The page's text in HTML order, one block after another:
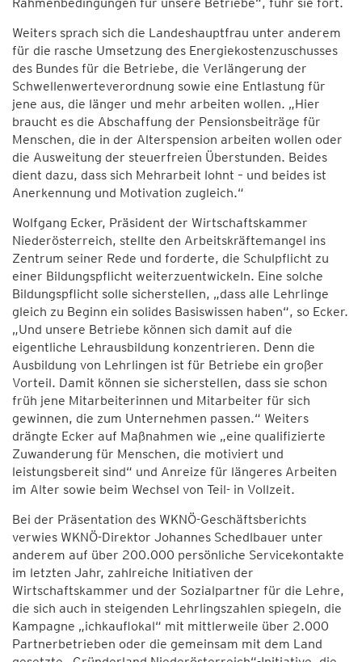
Weiters sprach sich die Landeshauptfrau unter anderem
für die rasche Umsetzung des Energiekostenzuschusses
des Bundes für die Betriebe, die Verlängerung der
Schwellenwerteverordnung sowie eine Entlastung für
jene aus, die länger und mehr arbeiten wollen. „Hier
braucht es die Abschaffung der Pensionsbeiträge für
Menschen, die in der Alterspension arbeiten wollen oder
die Ausweitung der steuerfreien Überstunden. Beides
dient dazu, dass sich Mehrarbeit lohnt – und beides ist
Anerkennung und Motivation zugleich.“
Wolfgang Ecker, Präsident der Wirtschaftskammer
Niederösterreich, stellte den Arbeitskräftemangel ins
Zentrum seiner Rede und forderte, die Schulpflicht zu
einer Bildungspflicht weiterzuentwickeln. Eine solche
Bildungspflicht solle sicherstellen, „dass alle Lehrlinge
gleich zu Beginn ein solides Basiswissen haben“, so Ecker.
„Und unsere Betriebe können sich damit auf die
eigentliche Lehrausbildung konzentrieren. Denn die
Ausbildung von Lehrlingen ist für Betriebe ein großer
Vorteil. Damit können sie sicherstellen, dass sie schon
früh jene Mitarbeiterinnen und Mitarbeiter für sich
gewinnen, die zum Unternehmen passen.“ Weiters
drängte Ecker auf Maßnahmen wie „eine qualifizierte
Zuwanderung für Menschen, die motiviert und
leistungsbereit sind“ und Anreize für längeres Arbeiten
im Alter sowie beim Wechsel von Teil- in Vollzeit.
Bei der Präsentation des WKNÖ-Geschäftsberichts
verwies WKNÖ-Direktor Johannes Schedlbauer unter
anderem auf über 200.000 persönliche Servicekontakte
im letzten Jahr, zahlreiche Initiativen der
Wirtschaftskammer und der Sozialpartner für die Lehre,
die sich auch in steigenden Lehrlingszahlen spiegeln, die
Kampagne „ichkauflokal“ mit mittlerweile über 2.000
Partnerbetrieben oder die gemeinsam mit dem Land